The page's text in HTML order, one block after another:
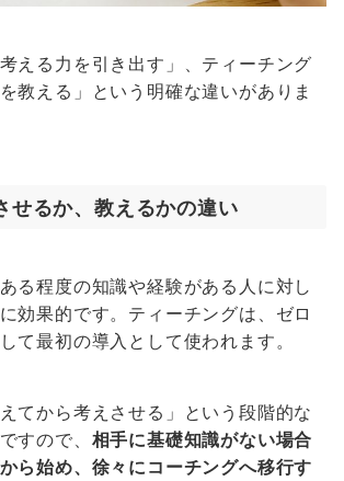
える力を引き出す」、ティーチング
教える」という明確な違いがありま
せるか、教えるかの違い
る程度の知識や経験がある人に対し
効果的です。ティーチングは、ゼロ
て最初の導入として使われます。
てから考えさせる」という段階的な
すので、 相手に基礎知識がない場合
ら始め、徐々にコーチングへ移行す